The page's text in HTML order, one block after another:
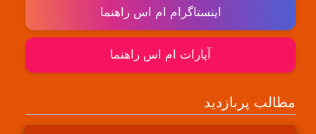
اینستاگرام ام اس راهنما
آپارات ام اس راهنما
مطالب پربازدید